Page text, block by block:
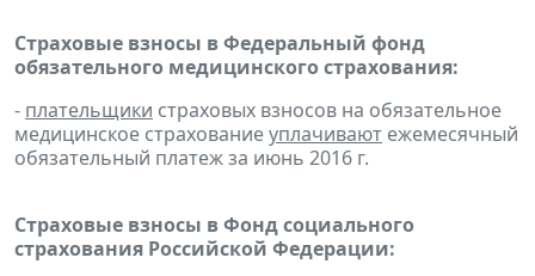
Страховые взносы в Федеральный фонд
обязательного медицинского страхования:
- плательщики страховых взносов на обязательное
медицинское страхованиеуплачивают ежемесячный
обязательный платеж за июнь 2016 г.
Страховые взносы в Фонд социального
страхования Российской Федерации: